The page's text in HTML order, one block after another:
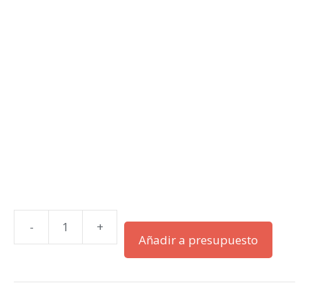
-
ACS380-
040N-
1
+
Añadir a presupuesto